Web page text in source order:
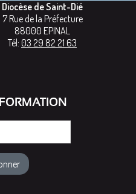
Diocèse de Saint-Dié
7 Rue de la Préfecture
88000 EPINAL
Tél: 03 29 82 21 63